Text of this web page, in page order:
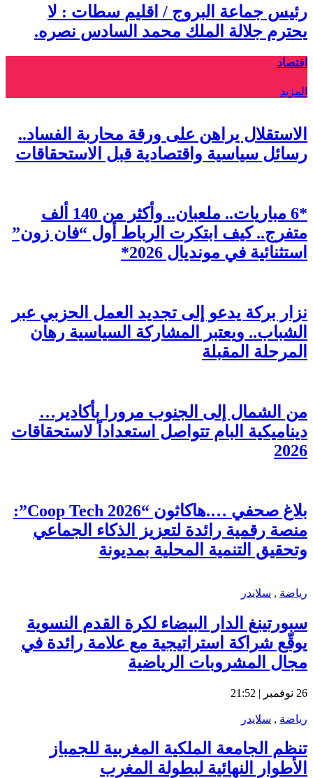
رئيس جماعة البروج / اقليم سطات : لا
يحترم جلالة الملك محمد السادس نصره.
اقتصاد
المزيد
الاستقلال يراهن على ورقة محاربة الفساد..
رسائل سياسية واقتصادية قبل الاستحقاقات
*6 مباريات.. ملعبان.. وأكثر من 140 ألف
متفرج.. كيف ابتكرت الرباط أول “فان زون”
استثنائية في مونديال 2026*
نزار بركة يدعو إلى تجديد العمل الحزبي عبر
الشباب.. ويعتبر المشاركة السياسية رهان
المرحلة المقبلة
من الشمال إلى الجنوب مرورا بأكادير…
ديناميكية البام تتواصل استعداداً لاستحقاقات
2026
بلاغ صحفي ….هاكاثون “Coop Tech 2026”:
منصة رقمية رائدة لتعزيز الذكاء الجماعي
وتحقيق التنمية المحلية بمديونة
رياضة , سلايدر
سبورتينغ الدار البيضاء لكرة القدم النسوية
يوقّع شراكة استراتيجية مع علامة رائدة في
مجال المشروبات الرياضية
26 نوفمبر | 21:52
رياضة , سلايدر
تنظم الجامعة الملكية المغربية للجمباز
الأطوار النهائية لبطولة المغرب